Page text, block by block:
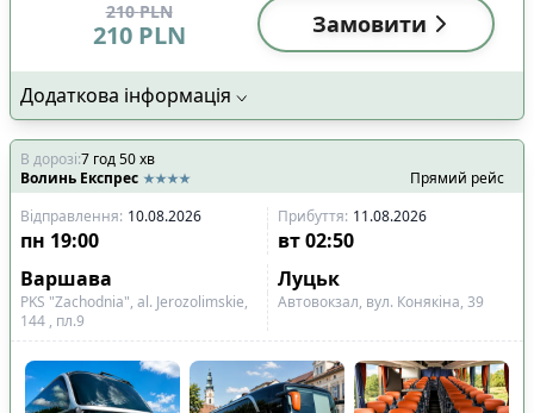
210 PLN
210 PLN Замовити
Додаткова інформація
В дорозі:7 год50хв
Волинь Експрес
Прямий рейс
Відправлення: 10.08.2026 Прибуття: 11.08.2026
пн 19:00 вт 02:50
Варшава
Луцьк
PKS "Zachodnia", al. Jerozolimskie,
144 , пл.9
Автовокзал, вул. Конякіна, 39